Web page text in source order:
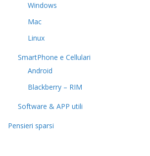
Windows
Mac
Linux
SmartPhone e Cellulari
Android
Blackberry – RIM
Software & APP utili
Pensieri sparsi